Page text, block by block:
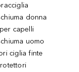
donna
capelli
uomo
ciglia finte